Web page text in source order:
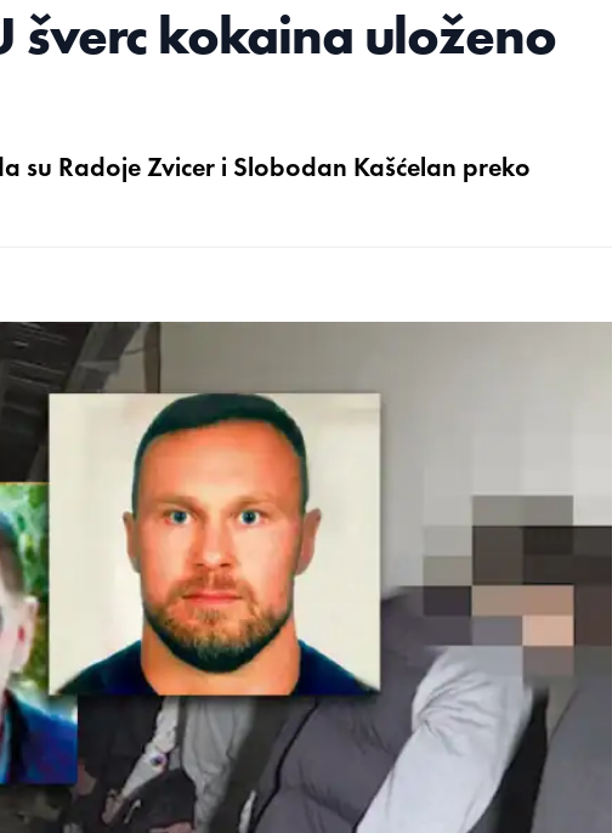
šverc kokaina uloženo
su Radoje Zvicer i Slobodan Kašćelan preko